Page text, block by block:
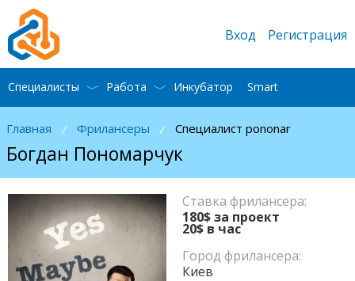
Главная / Фрилансеры / Специалист pononar
Богдан Пономарчук
Ставка фрилансера:
180$ за проект
20$ в час
Город фрилансера:
Киев
Вход Регистрация
Специалисты Работа Инкубатор Smart